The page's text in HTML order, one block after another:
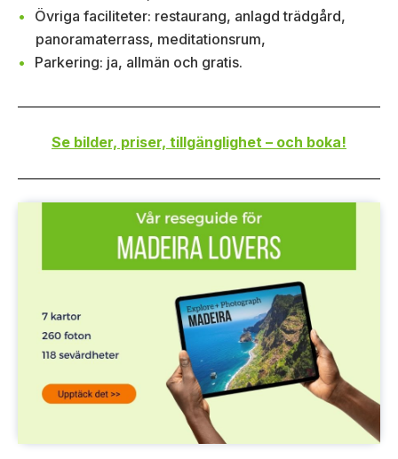
Övriga faciliteter: restaurang, anlagd trädgård,
panoramaterrass, meditationsrum,
Parkering: ja, allmän och gratis.
Se bilder, priser, tillgänglighet – och boka!